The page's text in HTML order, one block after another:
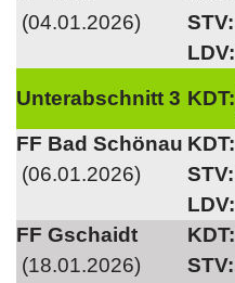
(04.01.2026)
STV:
LDV:
Unterabschnitt 3 KDT:
FF Bad Schönau KDT:
(06.01.2026)
STV:
LDV:
FF Gschaidt
KDT:
(18.01.2026)
STV: